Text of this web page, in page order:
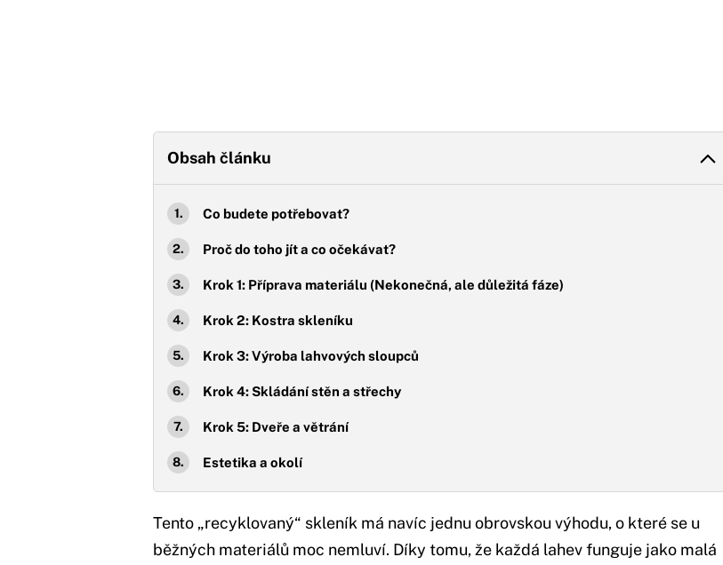
Obsah článku
Co budete potřebovat?
Proč do toho jít a co očekávat?
Krok 1: Příprava materiálu (Nekonečná, ale důležitá fáze)
Krok 2: Kostra skleníku
Krok 3: Výroba lahvových sloupců
Krok 4: Skládání stěn a střechy
Krok 5: Dveře a větrání
Estetika a okolí
Tento „recyklovaný“ skleník má navíc jednu obrovskou výhodu, o které se u
běžných materiálů moc nemluví. Díky tomu, že každá lahev funguje jako malá